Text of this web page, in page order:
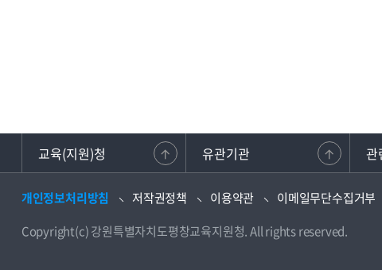
교육(지원)청 유관기관 관
복지·보조금 부정신고센터
개인정보처리방침 저작권정책 이용약관 이메일무단수집거부
Copyright(c) 강원특별자치도평창교육지원청. All rights reserved.